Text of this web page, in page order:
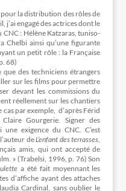
la distribution des rôles de
j’ai engagé des actrices dont le
: Hélène Katzaras, tuniso-
Chelbi ainsi qu’une figurante
un petit rôle : la Française
68)
des techniciens étrangers
sur les films pour permettre
devant les commissions du
réellement sur les chantiers
par exemple, d’après Férid
Gourgerie. Signer des
exigence du CNC. C’est
l’auteur deL’enfant des terrasses,
amis, qui ont accepté de
» (Trabelsi, 1996, p. 76) Son
a été fait moyennant les
d’affiche ayant des attaches
Cardinal, sans oublier le